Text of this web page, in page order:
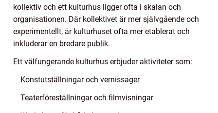
kollektiv och ett kulturhus ligger ofta i skalan och
organisationen. Där kollektivet är mer självgående och
experimentellt, är kulturhuset ofta mer etablerat och
inkluderar en bredare publik.
Ett välfungerande kulturhus erbjuder aktiviteter som:
Konstutställningar och vernissager
Teaterföreställningar och filmvisningar